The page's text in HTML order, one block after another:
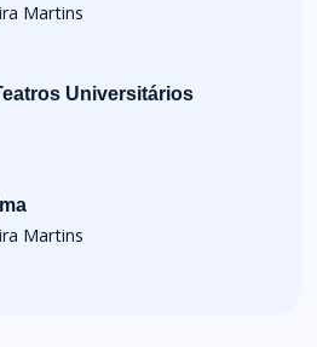
Martins
Universitários
Martins